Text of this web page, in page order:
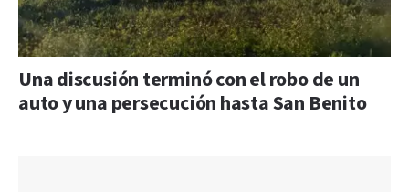
Una discusión terminó con el robo de un
auto y una persecución hasta San Benito